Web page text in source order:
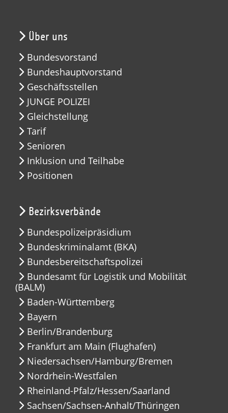
Über uns
Bundesvorstand
Bundeshauptvorstand
Geschäftsstellen
JUNGE POLIZEI
Gleichstellung
Tarif
Senioren
Inklusion und Teilhabe
Positionen
Bezirksverbände
Bundespolizeipräsidium
Bundeskriminalamt (BKA)
Bundesbereitschaftspolizei
Bundesamt für Logistik und Mobilität
(BALM)
Baden-Württemberg
Bayern
Berlin/Brandenburg
Frankfurt am Main (Flughafen)
Niedersachsen/Hamburg/Bremen
Nordrhein-Westfalen
Rheinland-Pfalz/Hessen/Saarland
Sachsen/Sachsen-Anhalt/Thüringen